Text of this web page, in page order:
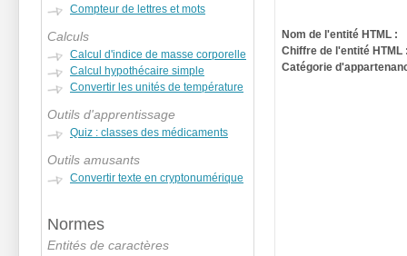
Compteur de lettres et mots
Calculs
Calcul d'indice de masse corporelle
Calcul hypothécaire simple
Convertir les unités de température
Outils d'apprentissage
Quiz : classes des médicaments
Outils amusants
Convertir texte en cryptonumérique
Normes
Entités de caractères
Nom de l'entité HTML :
Chiffre de l'entité HTML
Catégorie